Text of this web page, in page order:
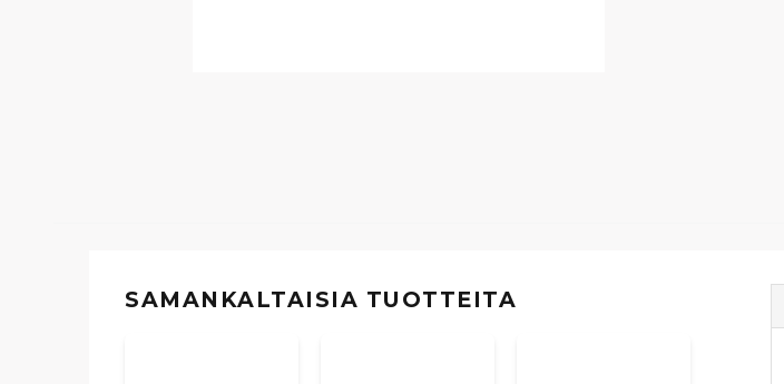
SAMANKALTAISIA ​​TUOTTEITA